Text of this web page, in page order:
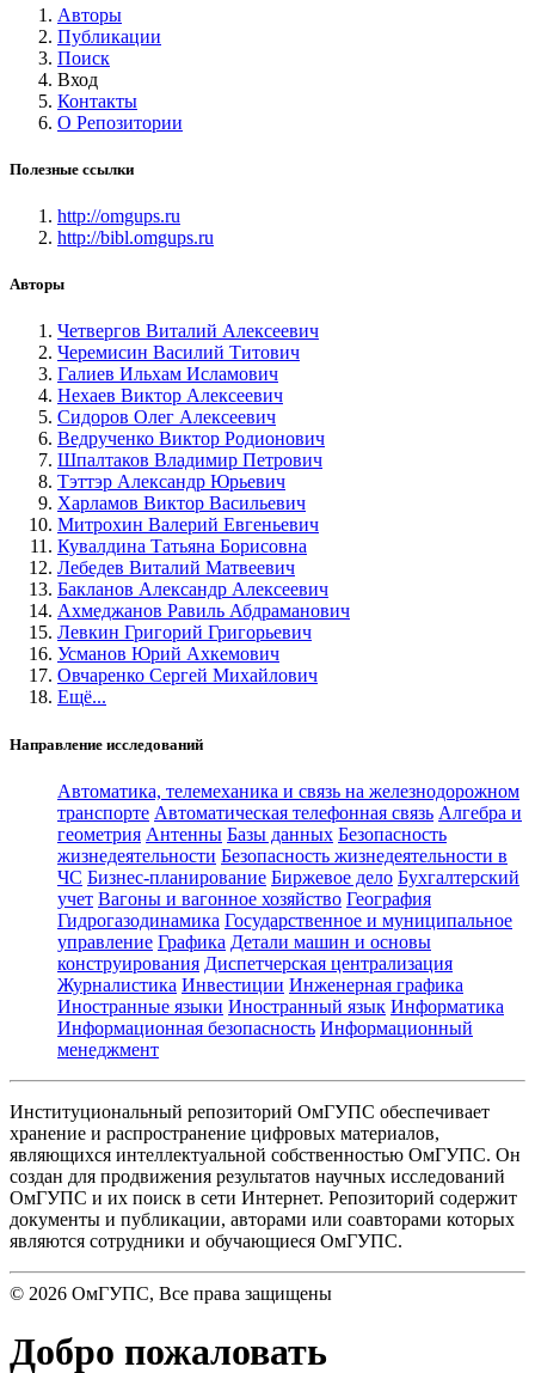
Авторы
Публикации
Поиск
Вход
Контакты
О Репозитории
Полезные ссылки
http://omgups.ru
http://bibl.omgups.ru
Авторы
Четвергов Виталий Алексеевич
Черемисин Василий Титович
Галиев Ильхам Исламович
Нехаев Виктор Алексеевич
Сидоров Олег Алексеевич
Ведрученко Виктор Родионович
Шпалтаков Владимир Петрович
Тэттэр Александр Юрьевич
Харламов Виктор Васильевич
Митрохин Валерий Евгеньевич
Кувалдина Татьяна Борисовна
Лебедев Виталий Матвеевич
Бакланов Александр Алексеевич
Ахмеджанов Равиль Абдраманович
Левкин Григорий Григорьевич
Усманов Юрий Ахкемович
Овчаренко Сергей Михайлович
Ещё...
Направление исследований
Автоматика, телемеханика и связь на железнодорожном
транспорте Автоматическая телефонная связь Алгебра и
геометрия Антенны Базы данных Безопасность
жизнедеятельности Безопасность жизнедеятельности в
ЧС Бизнес-планирование Биржевое дело Бухгалтерский
учет Вагоны и вагонное хозяйство География
Гидрогазодинамика Государственное и муниципальное
управление Графика Детали машин и основы
конструирования Диспетчерская централизация
Журналистика Инвестиции Инженерная графика
Иностранные языки Иностранный язык Информатика
Информационная безопасность Информационный
менеджмент
Институциональный репозиторий ОмГУПС обеспечивает
хранение и распространение цифровых материалов,
являющихся интеллектуальной собственностью ОмГУПС. Он
создан для продвижения результатов научных исследований
ОмГУПС и их поиск в сети Интернет. Репозиторий содержит
документы и публикации, авторами или соавторами которых
являются сотрудники и обучающиеся ОмГУПС.
© 2026 ОмГУПС, Все права защищены
Добро пожаловать